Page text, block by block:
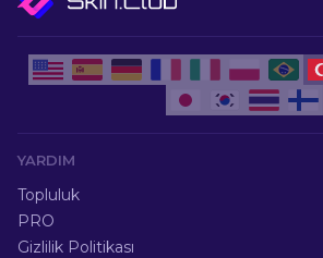
YARDIM
Topluluk
PRO
Gizlilik Politikası